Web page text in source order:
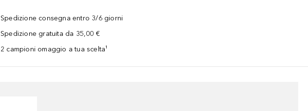
Spedizione consegna entro 3/6 giorni
Spedizione gratuita da 35,00 €
2 campioni omaggio a tua scelta¹